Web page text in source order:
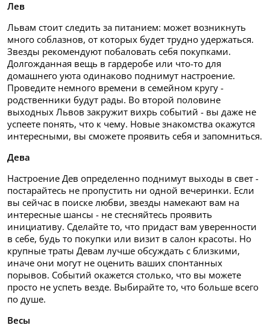
Лев
Львам стоит следить за питанием: может возникнуть
много соблазнов, от которых будет трудно удержаться.
Звезды рекомендуют побаловать себя покупками.
Долгожданная вещь в гардеробе или что-то для
домашнего уюта одинаково поднимут настроение.
Проведите немного времени в семейном кругу -
родственники будут рады. Во второй половине
выходных Львов закружит вихрь событий - вы даже не
успеете понять, что к чему. Новые знакомства окажутся
интересными, вы сможете проявить себя и запомниться.
Дева
Настроение Дев определенно поднимут выходы в свет -
постарайтесь не пропустить ни одной вечеринки. Если
вы сейчас в поиске любви, звезды намекают вам на
интересные шансы - не стесняйтесь проявить
инициативу. Сделайте то, что придаст вам уверенности
в себе, будь то покупки или визит в салон красоты. Но
крупные траты Девам лучше обсуждать с близкими,
иначе они могут не оценить ваших спонтанных
порывов. Событий окажется столько, что вы можете
просто не успеть везде. Выбирайте то, что больше всего
по душе.
Весы